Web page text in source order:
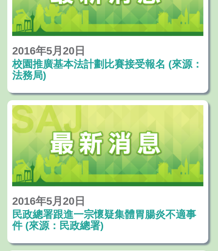
2016年5月20日
校園推廣基本法計劃比賽接受報名 (來源：
法務局)
2016年5月20日
民政總署跟進一宗懷疑集體胃腸炎不適事
件 (來源：民政總署)